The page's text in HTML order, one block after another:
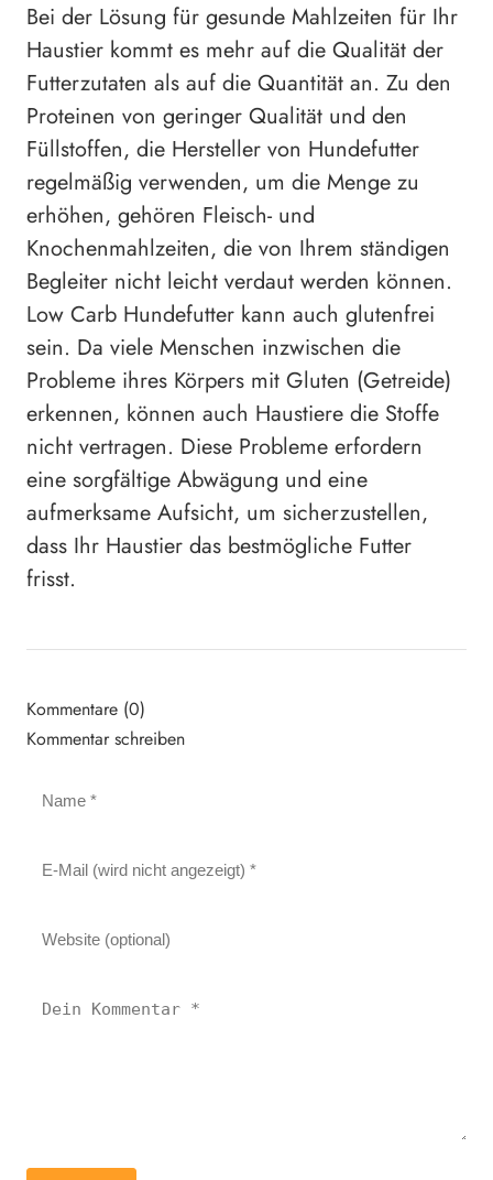
Bei der Lösung für gesunde Mahlzeiten für Ihr
Haustier kommt es mehr auf die Qualität der
Futterzutaten als auf die Quantität an. Zu den
Proteinen von geringer Qualität und den
Füllstoffen, die Hersteller von Hundefutter
regelmäßig verwenden, um die Menge zu
erhöhen, gehören Fleisch- und
Knochenmahlzeiten, die von Ihrem ständigen
Begleiter nicht leicht verdaut werden können.
Low Carb Hundefutter kann auch glutenfrei
sein. Da viele Menschen inzwischen die
Probleme ihres Körpers mit Gluten (Getreide)
erkennen, können auch Haustiere die Stoffe
nicht vertragen. Diese Probleme erfordern
eine sorgfältige Abwägung und eine
aufmerksame Aufsicht, um sicherzustellen,
dass Ihr Haustier das bestmögliche Futter
frisst.
Kommentare (0)
Kommentar schreiben